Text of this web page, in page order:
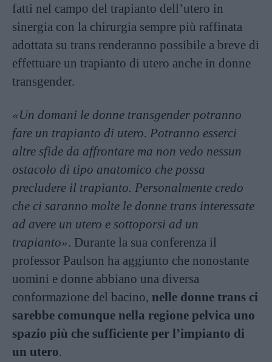
fatti nel campo del trapianto dell’utero in
sinergia con la chirurgia sempre più raffinata
adottata su trans renderanno possibile a breve di
effettuare un trapianto di utero anche in donne
transgender.
«Un domani le donne transgender potranno
fare un trapianto di utero. Potranno esserci
altre sfide da affrontare ma non vedo nessun
ostacolo di tipo anatomico che possa
precludere il trapianto. Personalmente credo
che ci saranno molte le donne trans interessate
ad avere un utero e sottoporsi ad un
trapianto». Durante la sua conferenza il
professor Paulson ha aggiunto che nonostante
uomini e donne abbiano una diversa
conformazione del bacino, nelle donne trans ci
sarebbe comunque nella regione pelvica uno
spazio più che sufficiente per l’impianto di
un utero.